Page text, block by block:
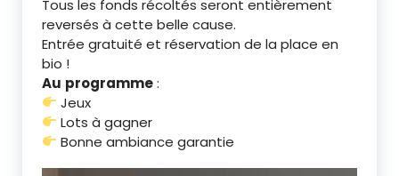
Tous les fonds récoltés seront entièrement
reversés à cette belle cause.
Entrée gratuité et réservation de la place en
bio !
Au programme:
Jeux
Lots à gagner
Bonne ambiance garantie